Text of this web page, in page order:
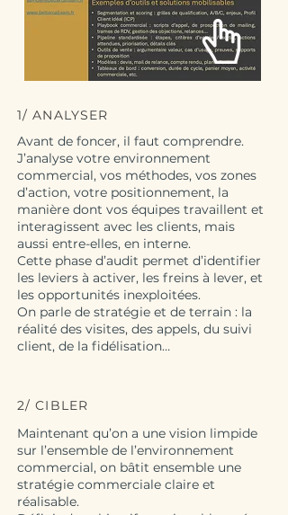
1/ ANALYSER
Avant de foncer, il faut comprendre.
J’analyse votre environnement
commercial, vos méthodes, vos zones
d’action, votre positionnement, la
manière dont vos équipes travaillent et
interagissent avec les clients, mais
aussi entre-elles, en interne.
Cette phase d’audit permet d’identifier
les leviers à activer, les freins à lever, et
les opportunités inexploitées.
On parle de stratégie et de terrain : la
réalité des visites, des appels, du suivi
client, de la fidélisation…
2/ CIBLER
Maintenant qu’on a une vision limpide
sur l’ensemble de l’environnement
commercial, on bâtit ensemble une
stratégie commerciale claire et
réalisable.